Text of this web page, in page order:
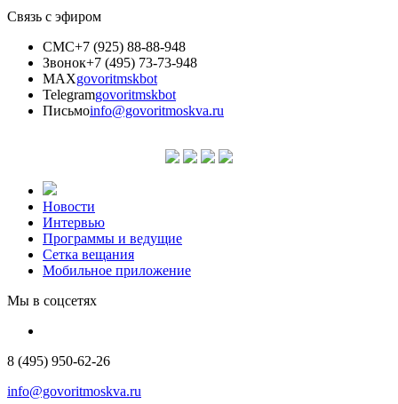
Связь с эфиром
СМС+7 (925) 88-88-948
Звонок+7 (495) 73-73-948
MAXgovoritmskbot
Telegramgovoritmskbot
Письмоinfo@govoritmoskva.ru
Новости
Интервью
Программы и ведущие
Сетка вещания
Мобильное приложение
Мы в соцсетях
8 (495) 950-62-26
info@govoritmoskva.ru